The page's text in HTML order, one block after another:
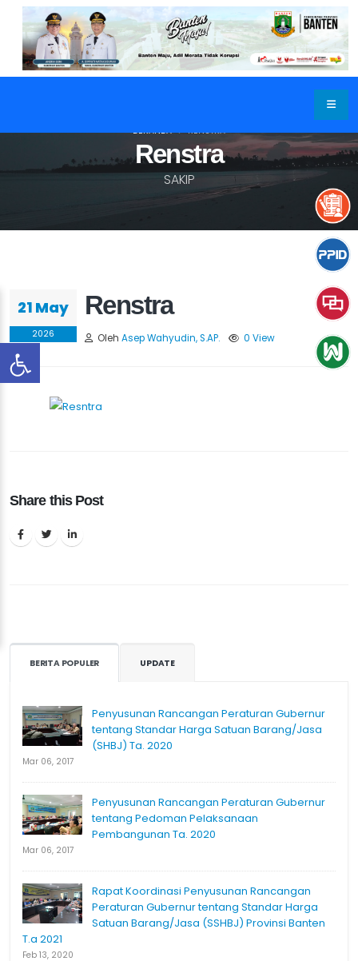
Renstra
SAKIP
BERANDA RENSTRA
21 May
2026
Renstra
Oleh Asep Wahyudin, S.AP. 0 View
Share this Post
BERITA POPULER UPDATE
Penyusunan Rancangan Peraturan Gubernur
tentang Standar Harga Satuan Barang/Jasa
(SHBJ) Ta. 2020
Mar 06, 2017
Penyusunan Rancangan Peraturan Gubernur
tentang Pedoman Pelaksanaan
Pembangunan Ta. 2020
Mar 06, 2017
Rapat Koordinasi Penyusunan Rancangan
Peraturan Gubernur tentang Standar Harga
Satuan Barang/Jasa (SSHBJ) Provinsi Banten
T.a 2021
Feb 13, 2020